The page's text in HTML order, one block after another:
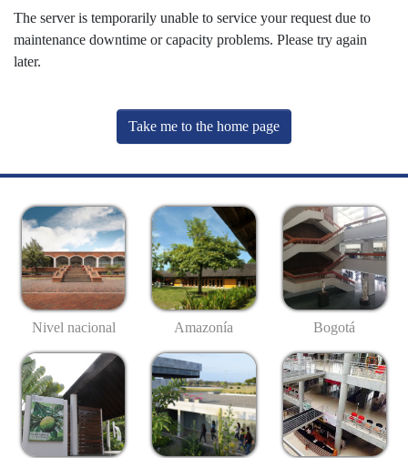
The server is temporarily unable to service your request due to
maintenance downtime or capacity problems. Please try again
later.
Take me to the home page
Nivel nacional Amazonía Bogotá